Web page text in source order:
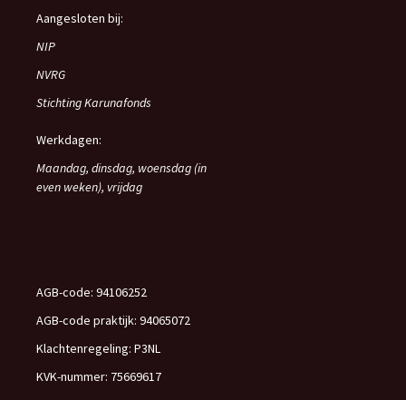
Aangesloten bij:
NIP
NVRG
Stichting Karunafonds
Werkdagen:
Maandag, dinsdag, woensdag (in
even weken), vrijdag
AGB-code: 94106252
AGB-code praktijk: 94065072
Klachtenregeling: P3NL
KVK-nummer: 75669617